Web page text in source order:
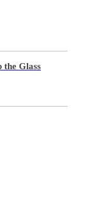
the Glass